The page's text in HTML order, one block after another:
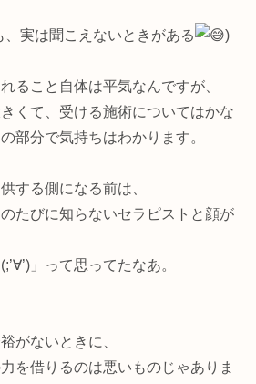
実は聞こえないときがある
)
ること自体は平気なんですが、
くて、受ける施術についてはかな
部分で気持ちはわかります。
する側になる前は、
たびに知らないセラピストと顔が
」って思ってたなあ。
がないときに、
を借りるのは悪いものじゃありま